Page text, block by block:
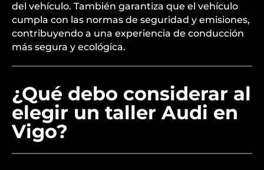
del vehículo. También garantiza que el vehículo
cumpla con las normas de seguridad y emisiones,
contribuyendo a una experiencia de conducción
más segura y ecológica.
¿Qué debo considerar al
elegir un taller Audi en
Vigo?